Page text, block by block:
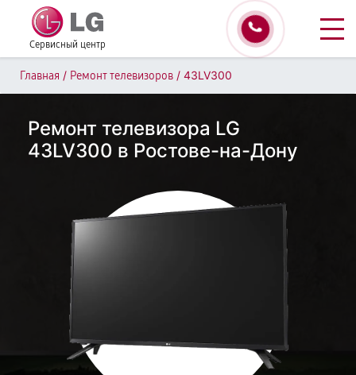
Сервисный центр
Главная / Ремонт телевизоров / 43LV300
Ремонт телевизора LG
43LV300 в Ростове-на-Дону